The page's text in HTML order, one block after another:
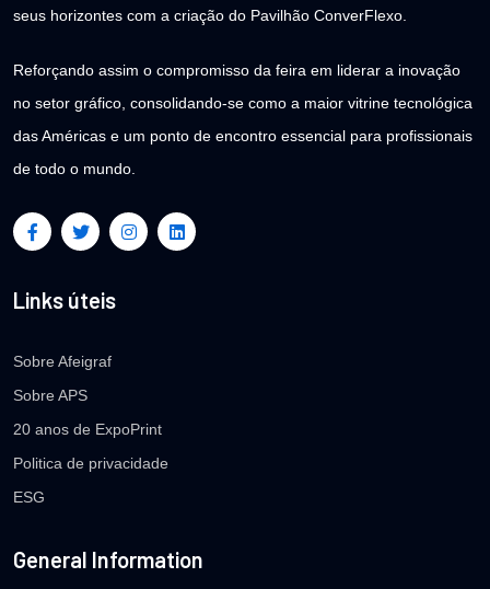
seus horizontes com a criação do Pavilhão ConverFlexo.
Reforçando assim o compromisso da feira em liderar a inovação
no setor gráfico, consolidando-se como a maior vitrine tecnológica
das Américas e um ponto de encontro essencial para profissionais
de todo o mundo.
Links úteis
Sobre Afeigraf
Sobre APS
20 anos de ExpoPrint
Politica de privacidade
ESG
General Information